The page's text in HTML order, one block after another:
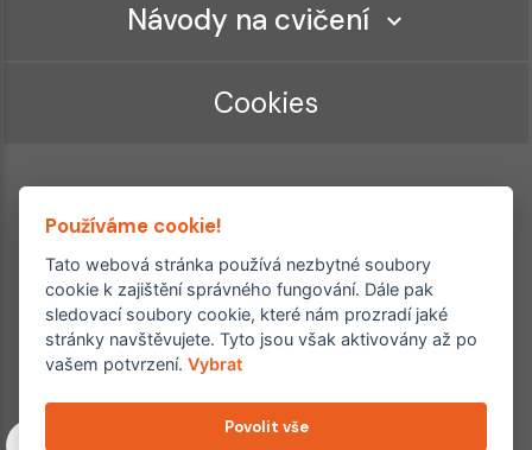
Návody na cvičení
Cookies
Ordinace roku
Rehabilitační ordinace
2. místo – 2017/2019
Copyright © 2011–2026 FYZIOklinika s.r.o.
Používáme cookie!
Tato webová stránka používá nezbytné soubory
cookie k zajištění správného fungování. Dále pak
sledovací soubory cookie, které nám prozradí jaké
stránky navštěvujete. Tyto jsou však aktivovány až po
vašem potvrzení.Vybrat
Povolit vše